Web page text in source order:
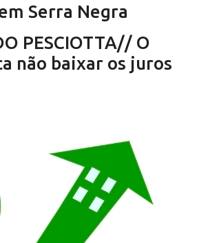
Serra Negra
SERRA NEGRA VACINAÇÃO SERRA NEGRA
PESCIOTTA// O
não baixar os juros